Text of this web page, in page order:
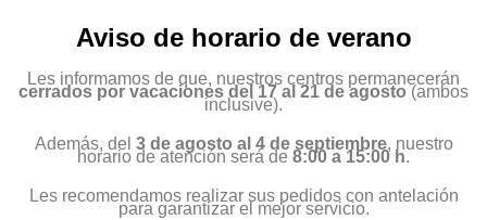
Aviso de horario de verano
Les informamos de que, nuestros centros permanecerán
cerrados por vacaciones del 17 al 21 de agosto (ambos
inclusive).
Además, del 3 de agosto al 4 de septiembre, nuestro
horario de atención será de 8:00 a 15:00 h.
Les recomendamos realizar sus pedidos con antelación
para garantizar el mejor servicio.